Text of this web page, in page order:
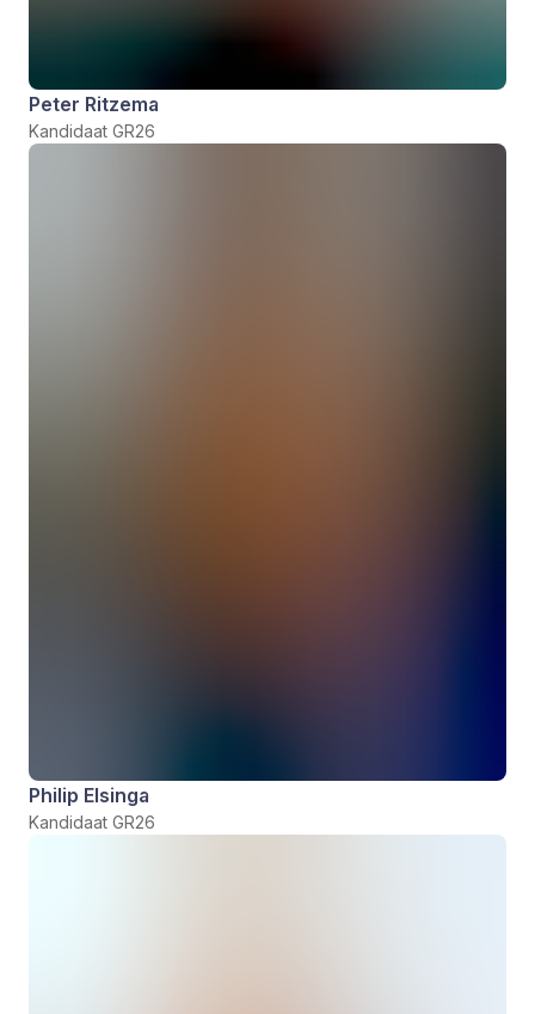
Peter Ritzema
Kandidaat GR26
Philip Elsinga
Kandidaat GR26